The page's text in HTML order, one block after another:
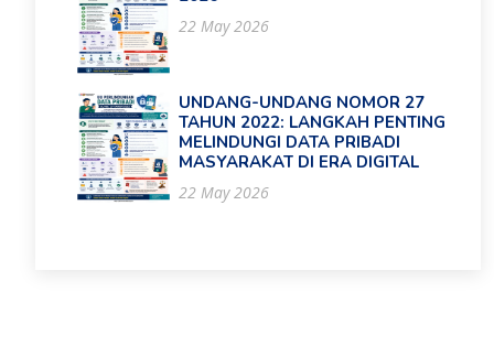
22 May 2026
UNDANG-UNDANG NOMOR 27
TAHUN 2022: LANGKAH PENTING
MELINDUNGI DATA PRIBADI
MASYARAKAT DI ERA DIGITAL
22 May 2026